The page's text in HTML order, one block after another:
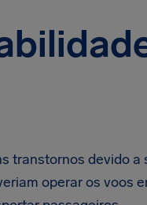
transtornos devido
operar os voos